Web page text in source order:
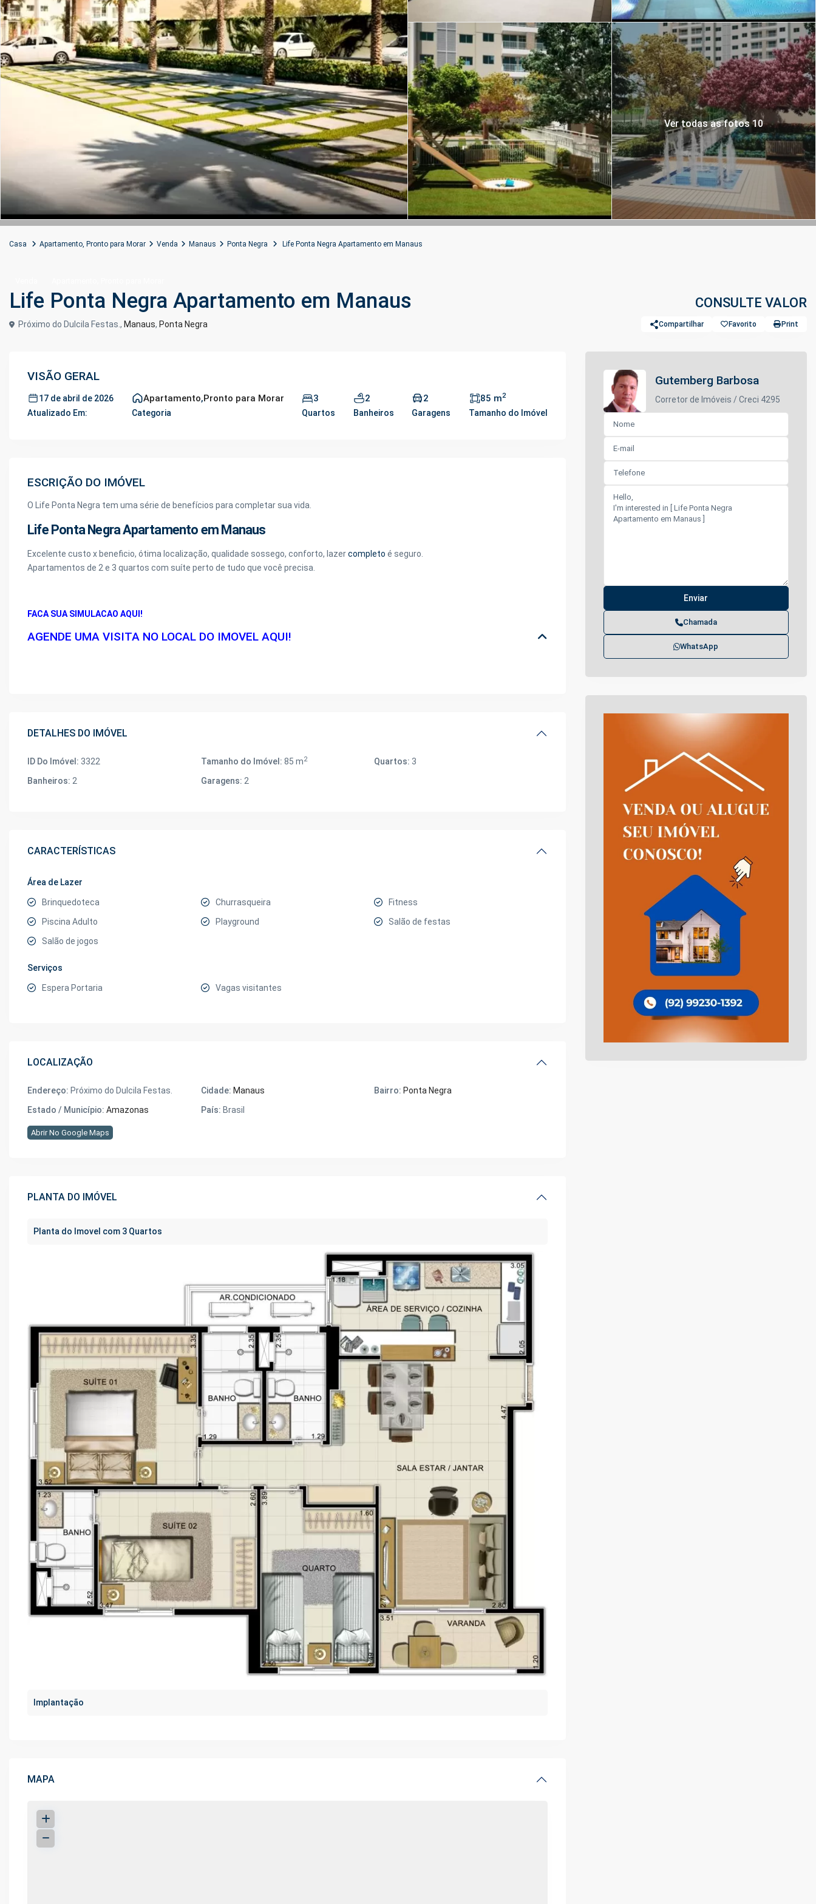
Ver todas as fotos 10
Casa Apartamento, Pronto para Morar Venda Manaus Ponta Negra Life Ponta Negra Apartamento em Manaus
Life Ponta Negra Apartamento em Manaus CONSULTE VALOR
Próximo do Dulcila Festas., Manaus, Ponta Negra Compartilhar Favorito Print
VISÃO GERAL
17 de abril de 2026
Atualizado Em:
Apartamento,Pronto para Morar
Categoria
3
Quartos
2
Banheiros
2
Garagens
85 m2
Tamanho do Imóvel
ESCRIÇÃO DO IMÓVEL
O Life Ponta Negra tem uma série de benefícios para completar sua vida.
Life Ponta Negra Apartamento em Manaus
Excelente custo x beneficio, ótima localização, qualidade sossego, conforto, lazercompleto é seguro.
Apartamentos de 2 e 3 quartos com suíte perto de tudo que você precisa.
FACA SUA SIMULACAO AQUI!
AGENDE UMA VISITA NO LOCAL DO IMOVEL AQUI!
DETALHES DO IMÓVEL
ID Do Imóvel: 3322 Tamanho do Imóvel: 85 m2 Quartos: 3
Banheiros: 2 Garagens: 2
CARACTERÍSTICAS
Área de Lazer
Brinquedoteca Churrasqueira
Fitness
Piscina Adulto
Playground
Salão de festas
Salão de jogos
Serviços
Espera Portaria Vagas visitantes
LOCALIZAÇÃO
Endereço: Próximo do Dulcila Festas. Cidade: Manaus Bairro: Ponta Negra
Estado / Município: Amazonas País: Brasil
Abrir No Google Maps
PLANTA DO IMÓVEL
Planta do Imovel com 3 Quartos
Implantação
MAPA
Gutemberg Barbosa
Corretor de Imóveis / Creci 4295
Chamada
WhatsApp